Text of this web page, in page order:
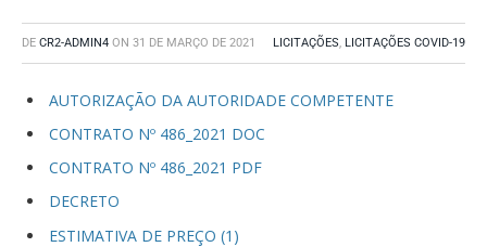
DE CR2-ADMIN4 ON 31 DE MARÇO DE 2021 LICITAÇÕES, LICITAÇÕES COVID-19
AUTORIZAÇÃO DA AUTORIDADE COMPETENTE
CONTRATO Nº 486_2021 DOC
CONTRATO Nº 486_2021 PDF
DECRETO
ESTIMATIVA DE PREÇO (1)